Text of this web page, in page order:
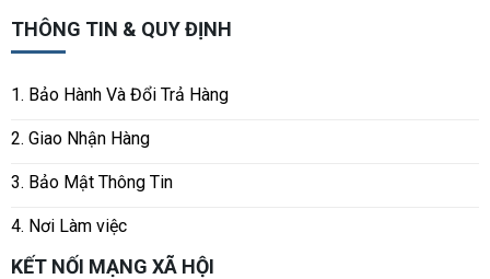
THÔNG TIN & QUY ĐỊNH
1. Bảo Hành Và Đổi Trả Hàng
2. Giao Nhận Hàng
3. Bảo Mật Thông Tin
4. Nơi Làm việc
KẾT NỐI MẠNG XÃ HỘI